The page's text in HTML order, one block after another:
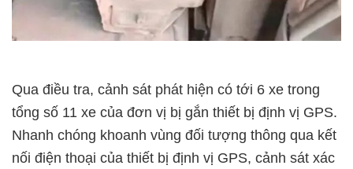
Qua điều tra, cảnh sát phát hiện có tới 6 xe trong
tổng số 11 xe của đơn vị bị gắn thiết bị định vị GPS.
Nhanh chóng khoanh vùng đối tượng thông qua kết
nối điện thoại của thiết bị định vị GPS, cảnh sát xác